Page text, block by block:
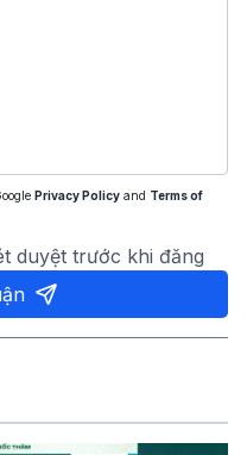
Privacy Policy and Terms of
duyệt trước khi đăng